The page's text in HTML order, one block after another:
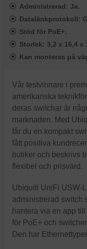
Administrerad: Ja.
Datalänkprotokoll:
Stöd för PoE+.
Storlek: 3,2 x 16,4 x
Kan monteras på
Vår testvinnare i
amerikanska
deras switchar är
marknaden. Med
får du en kompakt
fått positiva
butiker och beskrivs
flexibel och prisvärd.
Ubiquiti UniFi USW-
administrerad switch
hantera via en app
för PoE+ och
Den har